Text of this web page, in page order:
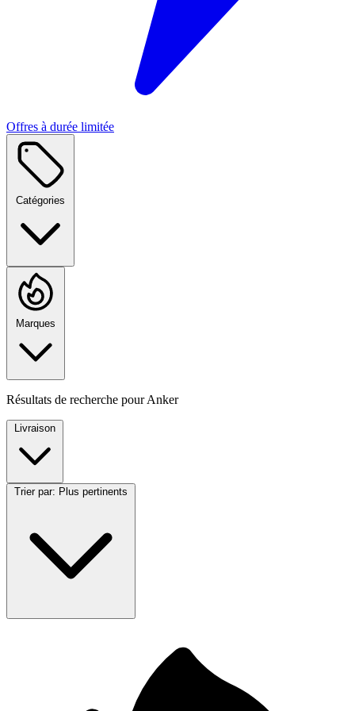
Offres à durée limitée
Catégories
Marques
Résultats de recherche pourAnker
Livraison
Trier par: Plus pertinents